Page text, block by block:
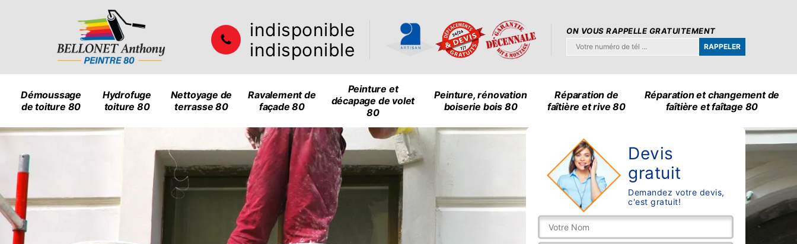
indisponible
indisponible
ON VOUS RAPPELLE GRATUITEMENT
Démoussage
de toiture 80
Hydrofuge
toiture 80
Nettoyage de
terrasse 80
Ravalement de
façade 80
Peinture et
décapage de volet
80
Peinture, rénovation
boiserie bois 80
Réparation de
faîtière et rive 80
Réparation et changement de
faîtière et faîtage 80
Devis
gratuit
Demandez votre devis,
c'est gratuit!